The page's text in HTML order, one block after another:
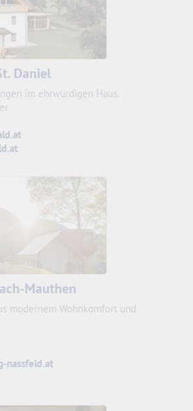
Daniel
im ehrwürdigen Haus.
Mauthen
modernem Wohnkomfort und
nassfeld.at